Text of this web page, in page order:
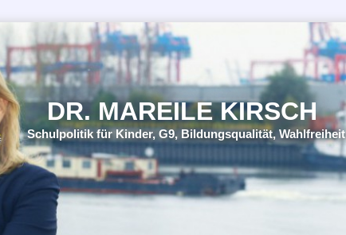
DR. MAREILE KIRSCH
Schulpolitik für Kinder, G9, Bildungsqualität, Wahlfreiheit